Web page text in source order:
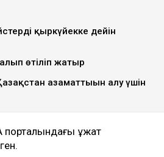
қыркүйекке дейін
өтіліп жатыр
азаматтығын алу үшін
құжат